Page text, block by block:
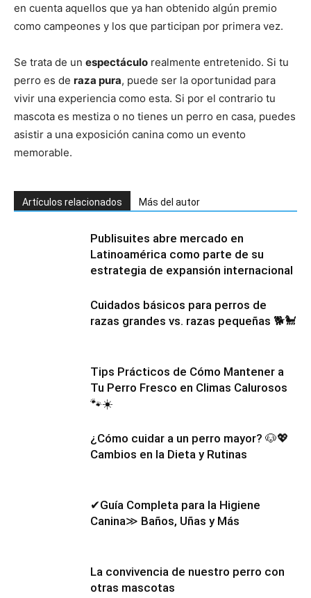
de
en cuenta aquellos que ya han obtenido algún premio
como campeones y los que participan por primera vez.
Se trata de un espectáculo realmente entretenido. Si tu
perro es de raza pura, puede ser la oportunidad para
vivir una experiencia como esta. Si por el contrario tu
mascota es mestiza o no tienes un perro en casa, puedes
asistir a una exposición canina como un evento
memorable.
Artículos relacionados Más del autor
Publisuites abre mercado en
Latinoamérica como parte de su
estrategia de expansión internacional
Cuidados básicos para perros de
razas grandes vs. razas pequeñas 🐕🐩
Tips Prácticos de Cómo Mantener a
Tu Perro Fresco en Climas Calurosos
🐾☀️
¿Cómo cuidar a un perro mayor? 🐶💖
Cambios en la Dieta y Rutinas
✔Guía Completa para la Higiene
Canina≫ Baños, Uñas y Más
La convivencia de nuestro perro con
otras mascotas